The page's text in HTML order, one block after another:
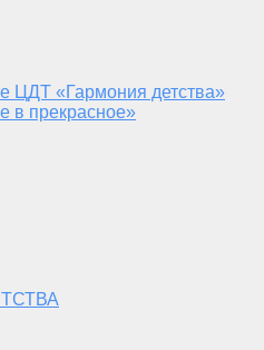
ЦДТ «Гармония детства»
в прекрасное»